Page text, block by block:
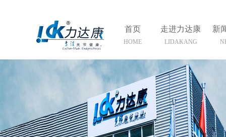
首页
HOME
走进力达康
LIDAKANG
新